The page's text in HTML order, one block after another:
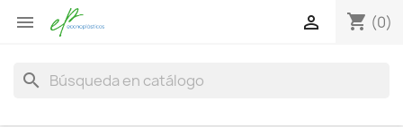
 shopping_cart (0)

search